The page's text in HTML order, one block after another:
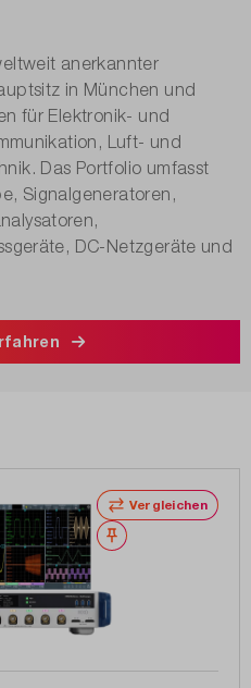
anerkannter
in München und
für Elektronik- und
Luft- und
Das Portfolio umfasst
Signalgeneratoren,
DC-Netzgeräte und
Vergleichen
Merken